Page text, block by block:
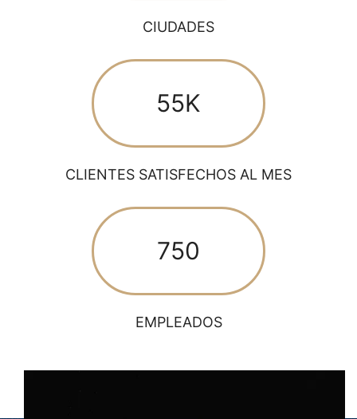
CIUDADES
55K
CLIENTES SATISFECHOS AL MES
750
EMPLEADOS